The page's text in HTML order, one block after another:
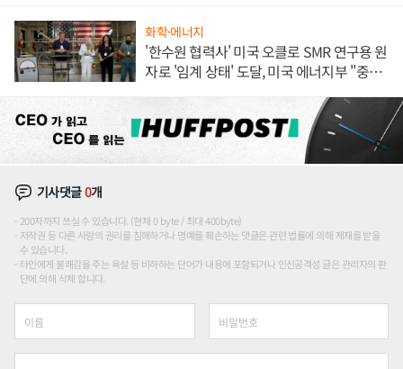
화학·에너지
'한수원 협력사' 미국 오클로 SMR 연구용 원
자로 '임계 상태' 도달, 미국 에너지부 "중요
기사댓글0개
200자까지 쓰실 수 있습니다. (현재 0 byte / 최대 400byte)
저작권 등 다른 사람의 권리를 침해하거나 명예를 훼손하는 댓글은 관련 법률에 의해 제재를 받을
수 있습니다.
타인에게 불쾌감을 주는 욕설 등 비하하는 단어가 내용에 포함되거나 인신공격성 글은 관리자의 판
단에 의해 삭제 합니다.